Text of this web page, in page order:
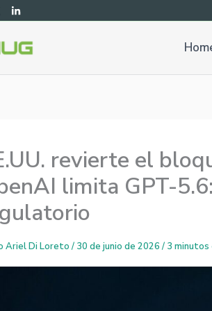
revierte el
limita GPT-
Ariel Di Loreto / 30 de junio de 2026 / 3